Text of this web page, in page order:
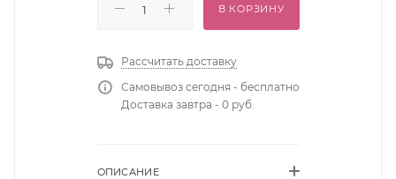
В КОРЗИНУ
Рассчитать доставку
Самовывоз сегодня - бесплатно
Доставка завтра - 0 руб.
ОПИСАНИЕ